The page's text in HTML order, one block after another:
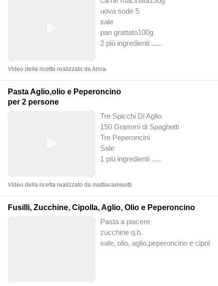
uova sode 5
sale
pan grattato100g
2 più ingredienti .....
Video della ricetta realizzato da Anna
Pasta Aglio,olio e Peperoncino
per 2 persone
Tre Spicchi Di Aglio
150 Grammi di Spaghetti
Tre Peperoncini
Sale
1 più ingredienti .....
Video della ricetta realizzato da mattiacamisotti
Fusilli, Zucchine, Cipolla, Aglio, Olio e Peperoncino
Pasta a piacere
zucchine q.b.
sale, olio, aglio,peperoncino e cipolla